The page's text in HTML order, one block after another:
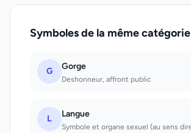
Symboles de la même catégorie
G Gorge
Deshonneur, affront public
L Langue